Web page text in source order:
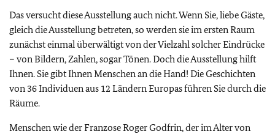
Das versucht diese Ausstellung auch nicht. Wenn Sie, liebe Gäste,
gleich die Ausstellung betreten, so werden sie im ersten Raum
zunächst einmal überwältigt von der Vielzahl solcher Eindrücke
– von Bildern, Zahlen, sogar Tönen. Doch die Ausstellung hilft
Ihnen. Sie gibt Ihnen Menschen an die Hand! Die Geschichten
von 36 Individuen aus 12 Ländern Europas führen Sie durch die
Räume.
Menschen wie der Franzose Roger Godfrin, der im Alter von